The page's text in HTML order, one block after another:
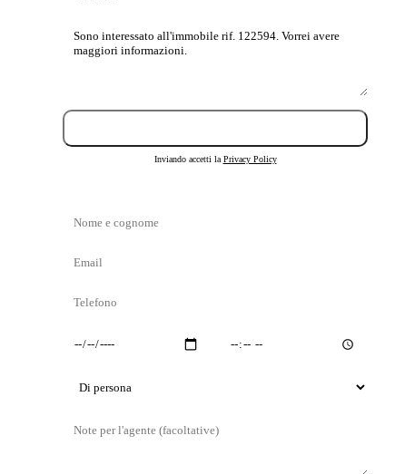
Messaggio
Inviando accetti la Privacy Policy
Nome
cognome
Email
Telefono
Giorno
Orario
Tipo
visita
Messaggio